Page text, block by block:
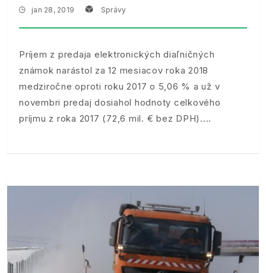
jan 28, 2019 Správy
Príjem z predaja elektronických diaľničných
známok narástol za 12 mesiacov roka 2018
medziročne oproti roku 2017 o 5,06 % a už v
novembri predaj dosiahol hodnoty celkového
príjmu z roka 2017 (72,6 mil. € bez DPH).